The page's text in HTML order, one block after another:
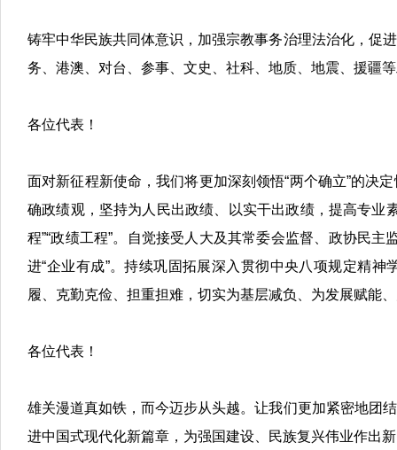
铸牢中华民族共同体意识，加强宗教事务治理法治化，促
务、港澳、对台、参事、文史、社科、地质、地震、援疆
各位代表！
面对新征程新使命，我们将更加深刻领悟“两个确立”的决
确政绩观，坚持为人民出政绩、以实干出政绩，提高专业
程”“政绩工程”。自觉接受人大及其常委会监督、政协民
进“企业有成”。持续巩固拓展深入贯彻中央八项规定精
履、克勤克俭、担重担难，切实为基层减负、为发展赋能
各位代表！
雄关漫道真如铁，而今迈步从头越。让我们更加紧密地团
进中国式现代化新篇章，为强国建设、民族复兴伟业作出